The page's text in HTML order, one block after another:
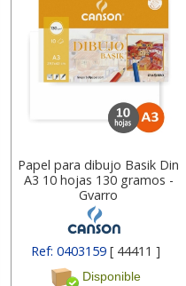
Papel para dibujo Basik Din
A3 10 hojas 130 gramos -
Gvarro
Ref: 0403159[ 44411 ]
Disponible